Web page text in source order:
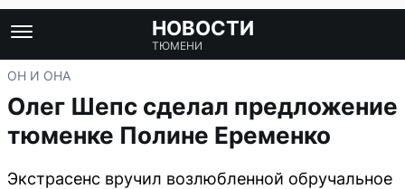
НОВОСТИ
ТЮМЕНИ
ОН И ОНА
Олег Шепс сделал предложение
тюменке Полине Еременко
Экстрасенс вручил возлюбленной обручальное